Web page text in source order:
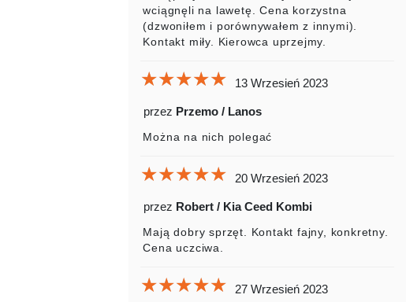
wciągnęli na lawetę. Cena korzystna
(dzwoniłem i porównywałem z innymi).
Kontakt miły. Kierowca uprzejmy.
★★★★★
★★★★★
★★★★★ 13 Wrzesień 2023
przez Przemo / Lanos
Można na nich polegać
★★★★★
★★★★★
★★★★★ 20 Wrzesień 2023
przez Robert / Kia Ceed Kombi
Mają dobry sprzęt. Kontakt fajny, konkretny.
Cena uczciwa.
★★★★★
★★★★★
★★★★★ 27 Wrzesień 2023